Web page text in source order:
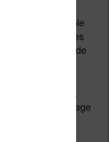
conçu par Apple
certaines
sur l’écran de
de la musique,
de guidage